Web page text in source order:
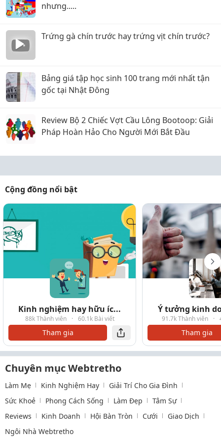
nhưng.....
Trứng gà chín trước hay trứng vịt chín trước?
Bảng giá tập học sinh 100 trang mới nhất tận
gốc tại Nhật Đông
Review Bộ 2 Chiếc Vợt Cầu Lông Bootoop: Giải
Pháp Hoàn Hảo Cho Người Mới Bắt Đầu
Cộng đồng nổi bật
Kinh nghiệm hay hữu íc...
88k Thành viên · 60.1k Bài viết
Tham gia
Ý tưởng kinh
91.7k Thành viên ·
Tham gia
Chuyên mục Webtretho
Làm Mẹ Kinh Nghiệm Hay
Giải Trí Cho Gia Đình
Sức Khoẻ
Phong Cách Sống Làm Đẹp
Tâm Sự
Reviews
Kinh Doanh Hội Bàn Tròn Cưới
Giao Dịch
Ngôi Nhà Webtretho